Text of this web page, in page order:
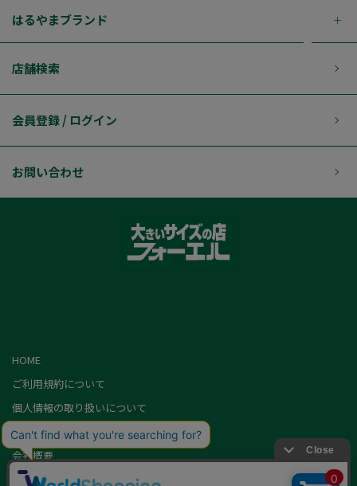
はるやまブランド
店舗検索
会員登録 / ログイン
お問い合わせ
HOME
ご利用規約について
個人情報の取り扱いについて
特定商取引に基づく表記
会社概要
カード会員（情報変更/ポイント照会）